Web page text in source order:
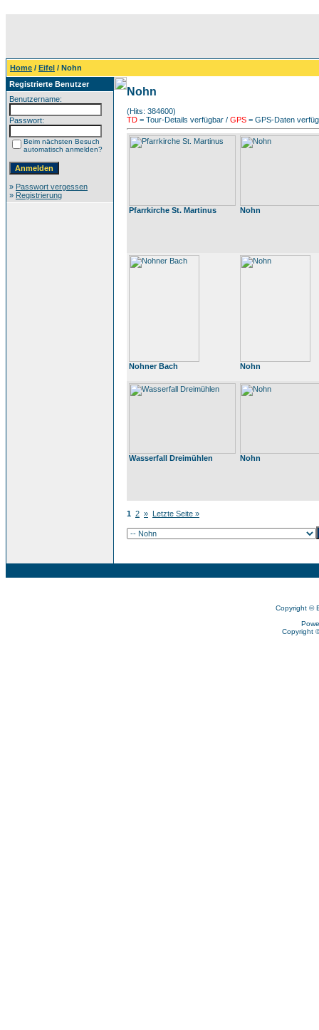
Home / Eifel / Nohn
Registrierte Benutzer
Benutzername:
Passwort:
Beim nächsten Besuch
automatisch anmelden?
» Passwort vergessen
» Registrierung
Nohn
(Hits: 384600)
TD = Tour-Details verfügbar / GPS = GPS-Daten
Pfarrkirche St. Martinus Nohn
Nohner Bach Nohn
Wasserfall Dreimühlen Nohn
1 2 » Letzte Seite »
Copyright ©
Copyright